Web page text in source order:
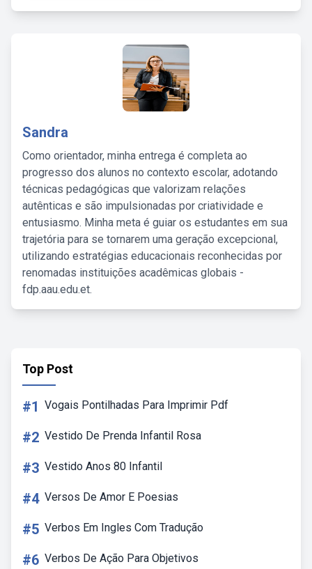
Sandra
Como orientador, minha entrega é completa ao
progresso dos alunos no contexto escolar, adotando
técnicas pedagógicas que valorizam relações
autênticas e são impulsionadas por criatividade e
entusiasmo. Minha meta é guiar os estudantes em sua
trajetória para se tornarem uma geração excepcional,
utilizando estratégias educacionais reconhecidas por
renomadas instituições acadêmicas globais -
fdp.aau.edu.et.
Top Post
#1 Vogais Pontilhadas Para Imprimir Pdf
#2 Vestido De Prenda Infantil Rosa
#3 Vestido Anos 80 Infantil
#4 Versos De Amor E Poesias
#5 Verbos Em Ingles Com Tradução
#6 Verbos De Ação Para Objetivos